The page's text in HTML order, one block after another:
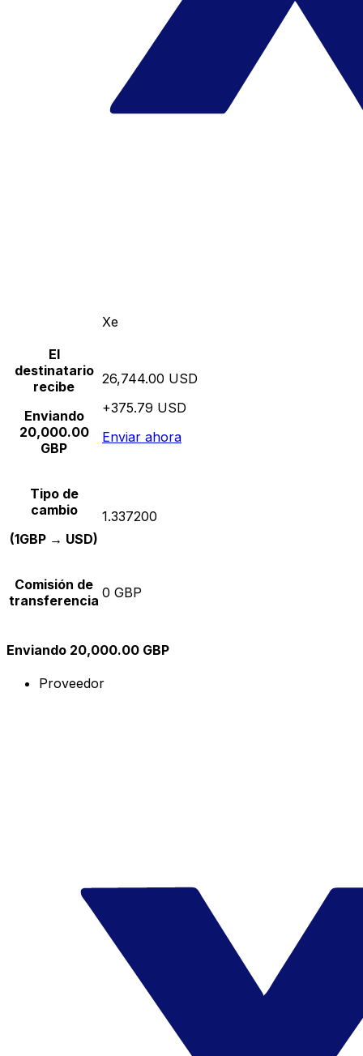
Xe
El
destinatario
recibe
Enviando
20,000.00
GBP
26,744.00 USD
+375.79 USD
Enviar ahora
Tipo de
cambio
(1GBP → USD)
1.337200
Comisión de
transferencia 0 GBP
Enviando 20,000.00 GBP
Proveedor